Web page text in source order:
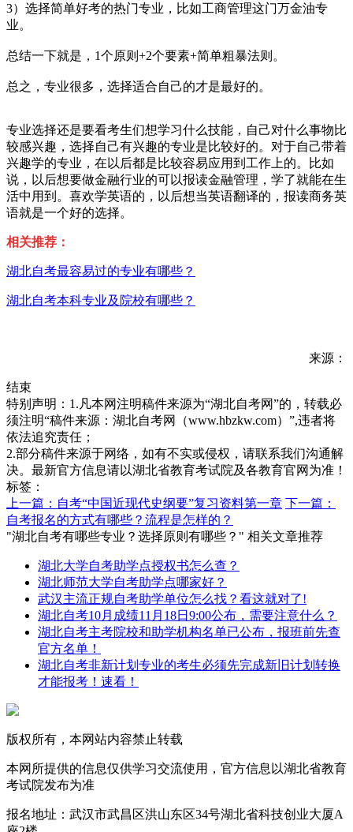
3）选择简单好考的热门专业，比如工商管理这门万金油专
业。
总结一下就是，1个原则+2个要素+简单粗暴法则。
总之，专业很多，选择适合自己的才是最好的。
专业选择还是要看考生们想学习什么技能，自己对什么事物比
较感兴趣，选择自己有兴趣的专业是比较好的。对于自己带着
兴趣学的专业，在以后都是比较容易应用到工作上的。比如
说，以后想要做金融行业的可以报读金融管理，学了就能在生
活中用到。喜欢学英语的，以后想当英语翻译的，报读商务英
语就是一个好的选择。
相关推荐：
湖北自考最容易过的专业有哪些？
湖北自考本科专业及院校有哪些？
来源：
结束
特别声明：1.凡本网注明稿件来源为“湖北自考网”的，转载必
须注明“稿件来源：湖北自考网（www.hbzkw.com）”,违者将
依法追究责任；
2.部分稿件来源于网络，如有不实或侵权，请联系我们沟通解
决。最新官方信息请以湖北省教育考试院及各教育官网为准！
标签：
上一篇：自考“中国近现代史纲要”复习资料第一章 下一篇：
自考报名的方式有哪些？流程是怎样的？
"湖北自考有哪些专业？选择原则有哪些？" 相关文章推荐
湖北大学自考助学点授权书怎么查？
湖北师范大学自考助学点哪家好？
武汉主流正规自考助学单位怎么找？看这就对了!
湖北自考10月成绩11月18日9:00公布，需要注意什么？
湖北自考主考院校和助学机构名单已公布，报班前先查
官方名单！
湖北自考非新计划专业的考生必须先完成新旧计划转换
才能报考！速看！
版权所有，本网站内容禁止转载
本网所提供的信息仅供学习交流使用，官方信息以湖北省教育
考试院发布为准
报名地址：武汉市武昌区洪山东区34号湖北省科技创业大厦A